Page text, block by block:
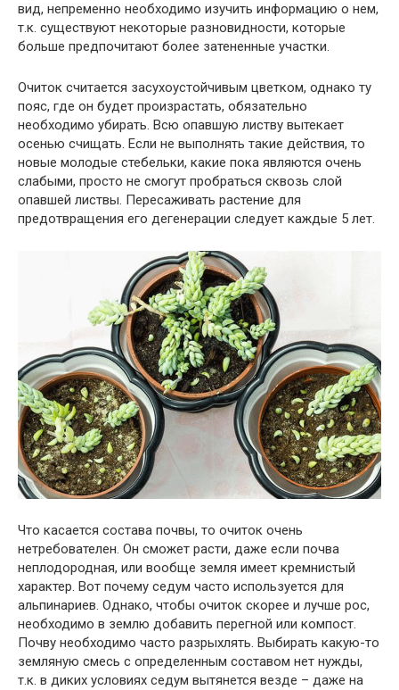
вид, непременно необходимо изучить информацию о нем,
т.к. существуют некоторые разновидности, которые
больше предпочитают более затененные участки.
Очиток считается засухоустойчивым цветком, однако ту
пояс, где он будет произрастать, обязательно
необходимо убирать. Всю опавшую листву вытекает
осенью счищать. Если не выполнять такие действия, то
новые молодые стебельки, какие пока являются очень
слабыми, просто не смогут пробраться сквозь слой
опавшей листвы. Пересаживать растение для
предотвращения его дегенерации следует каждые 5 лет.
Что касается состава почвы, то очиток очень
нетребователен. Он сможет расти, даже если почва
неплодородная, или вообще земля имеет кремнистый
характер. Вот почему седум часто используется для
альпинариев. Однако, чтобы очиток скорее и лучше рос,
необходимо в землю добавить перегной или компост.
Почву необходимо часто разрыхлять. Выбирать какую-то
земляную смесь с определенным составом нет нужды,
т.к. в диких условиях седум вытянется везде – даже на